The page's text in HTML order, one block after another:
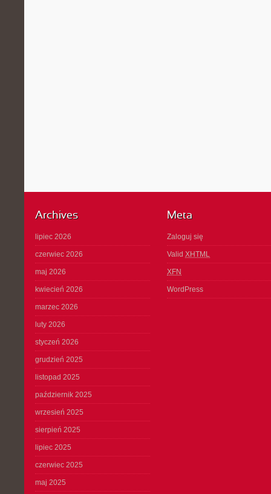
Archives
lipiec 2026
czerwiec 2026
maj 2026
kwiecień 2026
marzec 2026
luty 2026
styczeń 2026
grudzień 2025
listopad 2025
październik 2025
wrzesień 2025
sierpień 2025
lipiec 2025
czerwiec 2025
maj 2025
Meta
Zaloguj się
Valid XHTML
XFN
WordPress